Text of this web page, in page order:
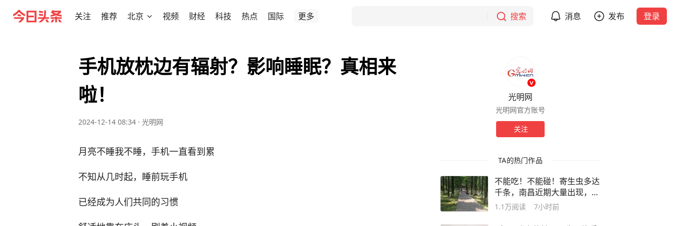
关注 推荐 北京 视频 财经 科技 热点 国际 更多 搜索 消息 发布 登录
手机放枕边有辐射？影响睡眠？真相来
啦！
2024-12-14 08:34 · 光明网
月亮不睡我不睡，手机一直看到累
不知从几时起，睡前玩手机
已经成为人们共同的习惯
光明网
光明网官方账号
关注
TA的热门作品
不能吃！不能碰！寄生虫多达
千条，南昌近期大量出现，发
现立即上报
1.1万阅读 7小时前